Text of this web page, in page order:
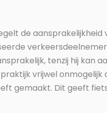
de
tenzij hij kan
vrijwel
gemaakt. Dit geeft